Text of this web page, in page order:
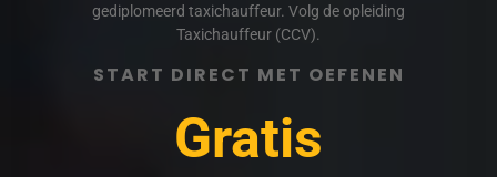
gediplomeerd taxichauffeur. Volg de opleiding
Taxichauffeur (CCV).
START DIRECT MET OEFENEN
Gratis